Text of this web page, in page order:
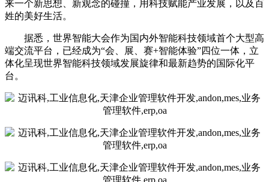
来一个新思想、新观念的碰撞，用科技赋能产业发展，以及百
姓的美好生活。
据悉，世界智能大会作为国内外智能科技领域首个大型高
端交流平台，已经成为“会、展、赛+智能体验”四位一体，立
体化呈现世界智能科技领域发展旋律和最新趋势的国际化平
台。